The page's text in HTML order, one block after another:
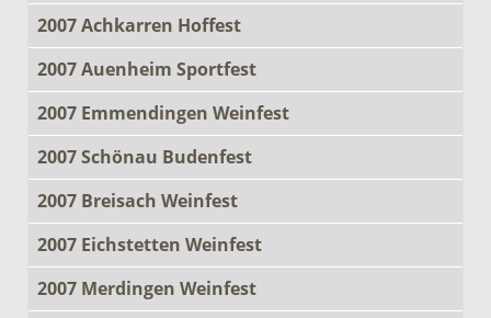
2007 Achkarren Hoffest
2007 Auenheim Sportfest
2007 Emmendingen Weinfest
2007 Schönau Budenfest
2007 Breisach Weinfest
2007 Eichstetten Weinfest
2007 Merdingen Weinfest